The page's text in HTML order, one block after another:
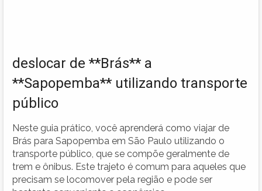
deslocar de **Brás** a
**Sapopemba** utilizando transporte
público
Neste guia prático, você aprenderá como viajar de
Brás para Sapopemba em São Paulo utilizando o
transporte público, que se compõe geralmente de
trem e ônibus. Este trajeto é comum para aqueles que
precisam se locomover pela região e pode ser